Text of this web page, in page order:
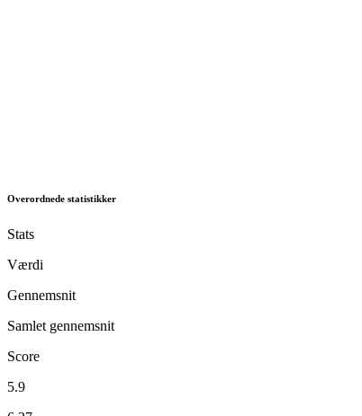
Overordnede statistikker
Stats
Værdi
Gennemsnit
Samlet gennemsnit
Score
5.9